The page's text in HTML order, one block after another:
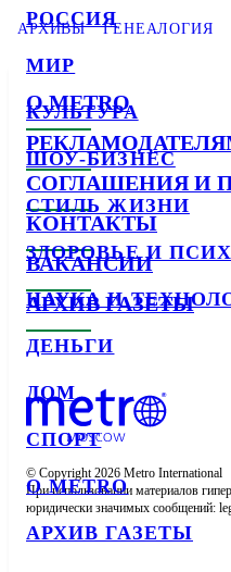
РОССИЯ
МИР
КУЛЬТУРА
ШОУ-БИЗНЕС
СТИЛЬ ЖИЗНИ
ЗДОРОВЬЕ И
НАУКА И
ДЕНЬГИ
ДОМ
СПОРТ
О METRO
АРХИВ ГАЗЕТЫ
АРХИВЫ ГЕНЕАЛОГИЯ
О METRO
СОГЛАШЕНИЯ И
КОНТАКТЫ
ВАКАНСИИ
АРХИВ ГАЗЕТЫ
© Copyright 2026 Metro International
При использовании материалов
юридически значимых сообщений: